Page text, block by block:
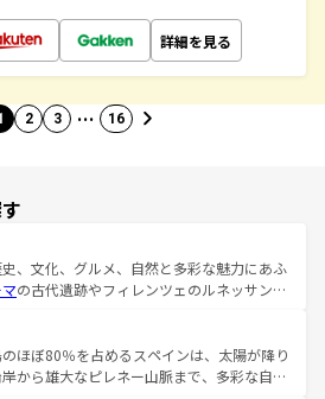
詳細を見る
2 3 … 16
、文化、グルメ、自然と多彩な魅力にあふ
の古代遺跡やフィレンツェのルネッサンス
ナの美しい田園風景やアマルフィ海岸の絶
観も見逃せない。観光の合間には、本場の
ど、絶品のイタリア料理を堪能することも
ほぼ80％を占めるスペインは、太陽が降り
から雄大なピレネー山脈まで、多彩な自然